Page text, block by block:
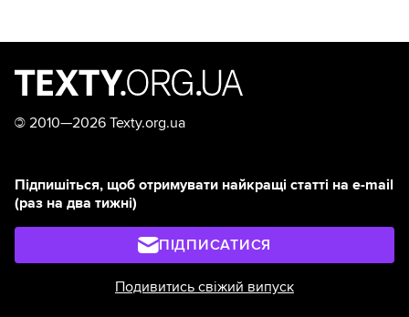
© 2010—2026 Texty.org.ua
Підпишіться, щоб отримувати найкращі статті на e-mail
(раз на два тижні)
ПІДПИСАТИСЯ
Подивитись свіжий випуск